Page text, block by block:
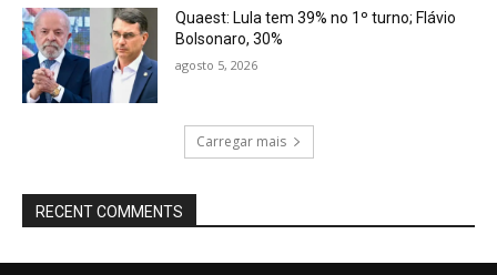
Quaest: Lula tem 39% no 1º turno; Flávio
Bolsonaro, 30%
agosto 5, 2026
Carregar mais
RECENT COMMENTS